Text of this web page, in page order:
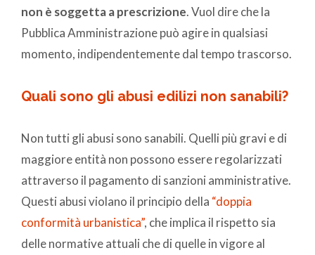
non è soggetta a prescrizione. Vuol dire che la
Pubblica Amministrazione può agire in qualsiasi
momento, indipendentemente dal tempo trascorso.
Quali sono gli abusi edilizi non sanabili?
Non tutti gli abusi sono sanabili. Quelli più gravi e di
maggiore entità non possono essere regolarizzati
attraverso il pagamento di sanzioni amministrative.
Questi abusi violano il principio della “doppia
conformità urbanistica”, che implica il rispetto sia
delle normative attuali che di quelle in vigore al